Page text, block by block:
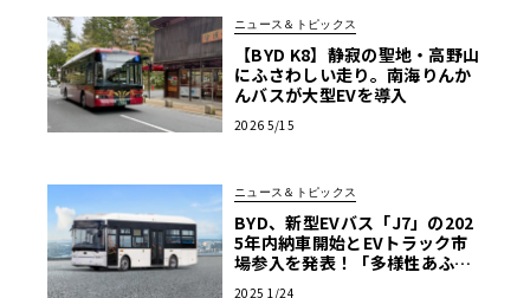
ニュース＆トピックス
【BYD K8】静寂の聖地・高野山
にふさわしい走り。南海りんか
んバスが大型EVを導入
2026 5/15
ニュース＆トピックス
BYD、新型EVバス「J7」の202
5年内納車開始とEVトラック市
場参入を発表！「多様性あふれ
2025 1/24